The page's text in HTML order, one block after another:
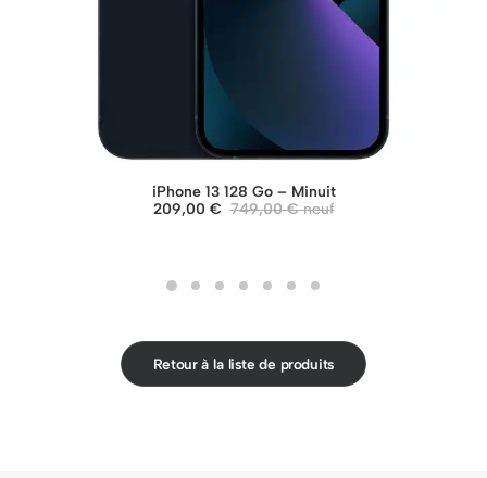
iPhone 13 128 Go – Minuit
209,00 € 749,00€
Retour à la liste de produits